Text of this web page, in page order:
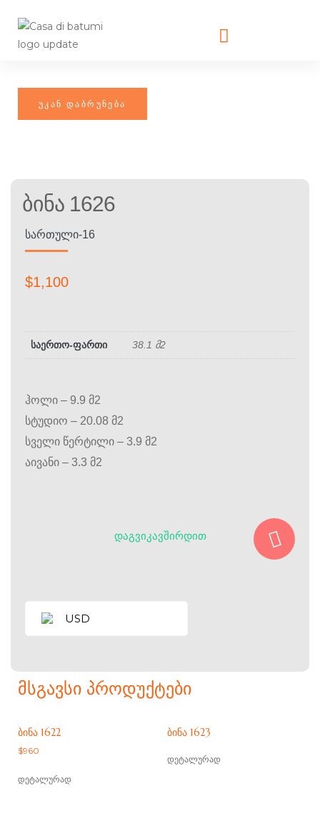
Ბინა 1626
ᲡᲐᲠᲗᲣᲚᲘ-16
$1,100
საერთო-ფართი 38.1 მ2
ჰოლი – 9.9 მ2
სტუდიო – 20.08 მ2
სველი წერტილი – 3.9 მ2
აივანი – 3.3 მ2
ᲓᲐᲒᲕᲘᲙᲐᲕᲨᲘᲠᲓᲘᲗ
USD
ᲛᲡᲒᲐᲕᲡᲘ ᲞᲠᲝᲓᲣᲥᲢᲔᲑᲘ
ᲑᲘᲜᲐ 1622
$960
დეტალურად
ᲑᲘᲜᲐ 1623
დეტალურად